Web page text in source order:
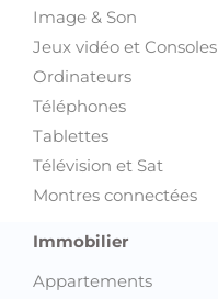
Image & Son
Jeux vidéo et Consoles
Ordinateurs
Téléphones
Tablettes
Télévision et Sat
Montres connectées
Immobilier
Appartements